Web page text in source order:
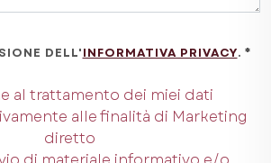
DELL'INFORMATIVA PRIVACY. *
al trattamento dei miei dati
alle finalità di Marketing
diretto